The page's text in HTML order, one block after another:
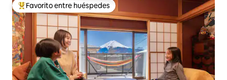
Favorito entre los huéspedes más destacados
Favorito entre huéspedes